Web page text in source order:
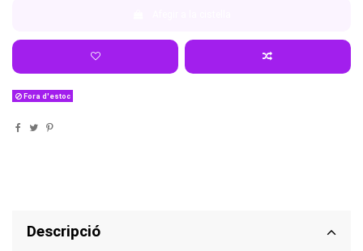
Fora d'estoc
Descripció